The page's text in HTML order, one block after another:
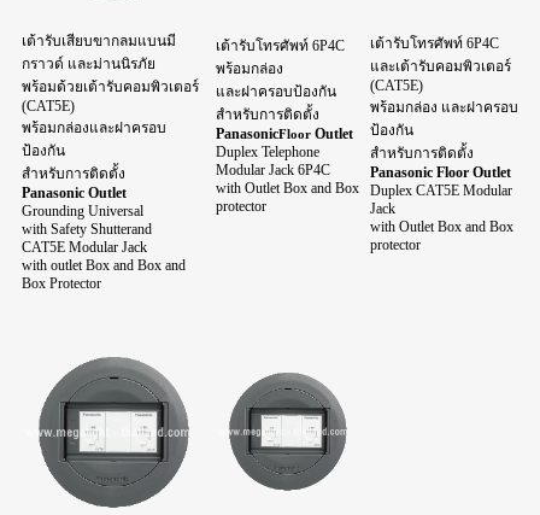
เต้ารับเสียบขากลมแบนมี
กราวด์ และม่านนิรภัย
พร้อมด้วยเต้ารับคอมพิวเตอร์
(CAT5E)
พร้อมกล่องและฝาครอบ
ป้องกัน
สำหรับการติดตั้ง
Panasonic Outlet
Grounding Universal
with Safety Shutterand
CAT5E Modular Jack
with outlet Box and Box and
Box Protector
เต้ารับโทรศัพท์ 6P4C
พร้อมกล่อง
และฝาครอบป้องกัน
สำหรับการติดตั้ง
PanasonicFloor Outlet
Duplex Telephone
Modular Jack 6P4C
with Outlet Box and Box
protector
เต้ารับโทรศัพท์ 6P4C
และเต้ารับคอมพิวเตอร์
(CAT5E)
พร้อมกล่อง และฝาครอบ
ป้องกัน
สำหรับการติดตั้ง
Panasonic Floor Outlet
Duplex CAT5E Modular
Jack
with Outlet Box and Box
protector